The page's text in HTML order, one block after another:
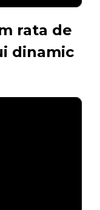
rata de
dinamic